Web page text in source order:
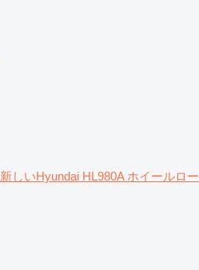
新しいHyundai HL980A ホイールロー